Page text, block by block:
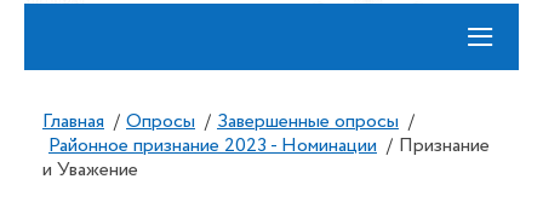
≡
Главная / Опросы / Завершенные опросы /
Районное признание 2023 - Номинации / Признание
и Уважение